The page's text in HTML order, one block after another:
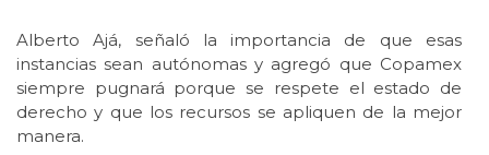
Alberto Ajá, señaló la importancia de que esas
instancias sean autónomas y agregó que Copamex
siempre pugnará porque se respete el estado de
derecho y que los recursos se apliquen de la mejor
manera.